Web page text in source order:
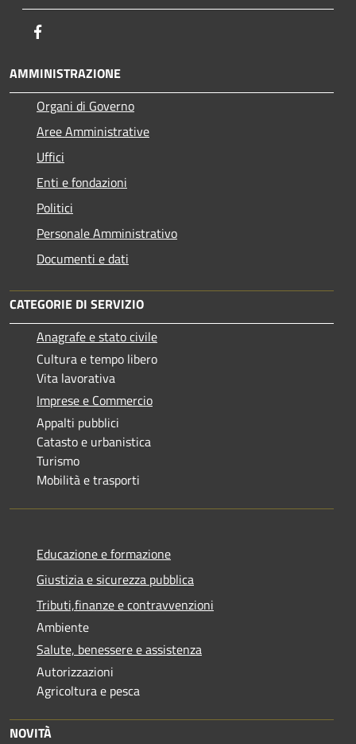
AMMINISTRAZIONE
Organi di Governo
Aree Amministrative
Uffici
Enti e fondazioni
Politici
Personale Amministrativo
Documenti e dati
CATEGORIE DI SERVIZIO
Anagrafe e stato civile
Cultura e tempo libero
Vita lavorativa
Imprese e Commercio
Appalti pubblici
Catasto e urbanistica
Turismo
Mobilità e trasporti
Educazione e formazione
Giustizia e sicurezza pubblica
Tributi,finanze e contravvenzioni
Ambiente
Salute, benessere e assistenza
Autorizzazioni
Agricoltura e pesca
NOVITÀ